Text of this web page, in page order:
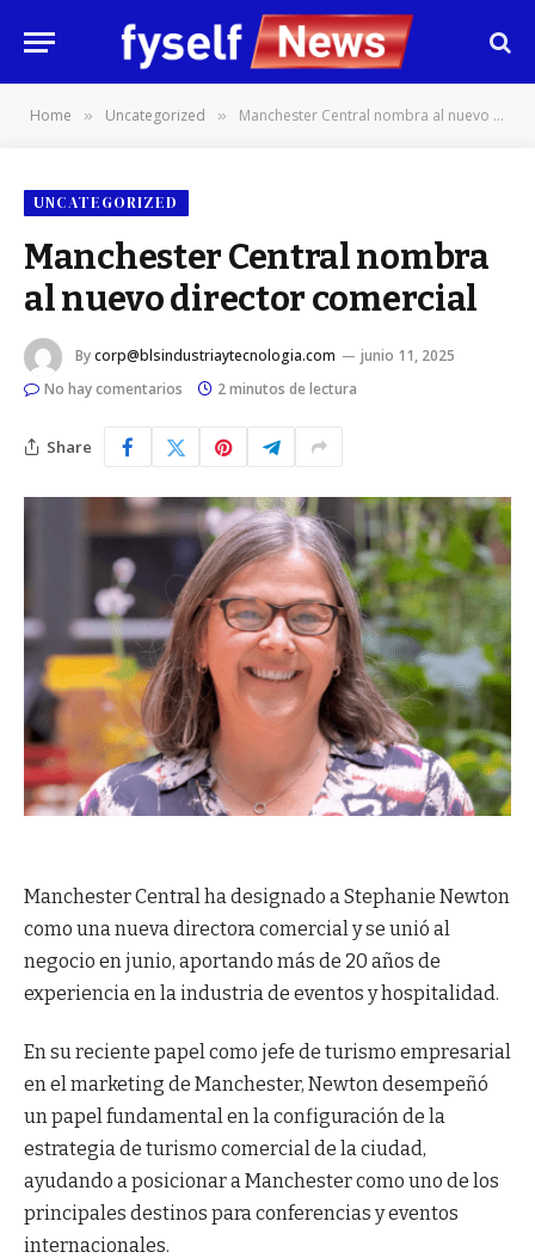
Home » Uncategorized » Manchester Central nombra al nuevo director comercial
UNCATEGORIZED
Manchester Central nombra
al nuevo director comercial
Bycorp@blsindustriaytecnologia.com
junio 11, 2025
No hay comentarios
2 minutos de lectura
Share
Manchester Central ha designado a Stephanie Newton
como una nueva directora comercial y se unió al
negocio en junio, aportando más de 20 años de
experiencia en la industria de eventos y hospitalidad.
En su reciente papel como jefe de turismo empresarial
en el marketing de Manchester, Newton desempeñó
un papel fundamental en la configuración de la
estrategia de turismo comercial de la ciudad,
ayudando a posicionar a Manchester como uno de los
principales destinos para conferencias y eventos
internacionales.